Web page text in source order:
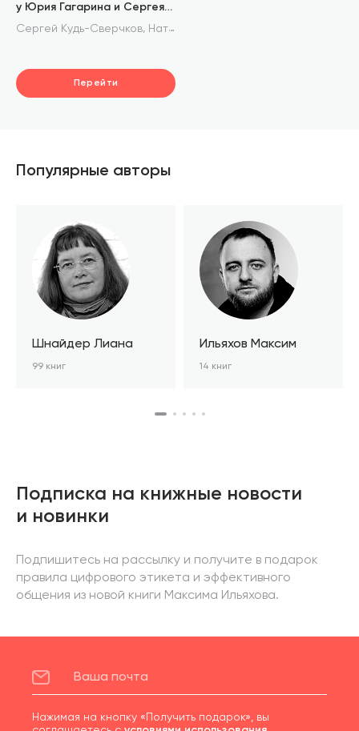
у Юрия Гагарина и Сергея
Королёва
Сергей Кудь-Сверчков, Наталья Акулова
Перейти
Популярные авторы
Шнайдер Лиана
99 книг
Ильяхов Максим
14 книг
Подписка на книжные новости
и новинки
Подпишитесь на рассылку и получите в подарок
правила цифрового этикета и эффективного
общения из новой книги Максима Ильяхова.
Нажимая на кнопку «Получить подарок», вы